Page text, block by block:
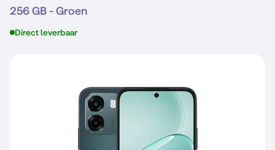
256 GB - Groen
Direct leverbaar